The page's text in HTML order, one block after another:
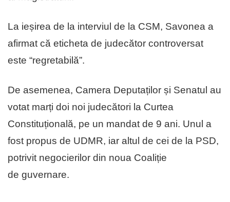
La ieșirea de la interviul de la CSM, Savonea a
afirmat că eticheta de judecător controversat
este “regretabilă”.
De asemenea, Camera Deputaților și Senatul au
votat marți doi noi judecători la Curtea
Constituțională, pe un mandat de 9 ani. Unul a
fost propus de UDMR, iar altul de cei de la PSD,
potrivit negocierilor din noua Coaliție
de guvernare.